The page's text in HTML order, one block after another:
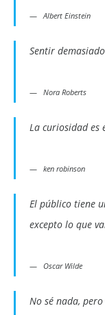
Albert Einstein
Sentir
Nora Roberts
La curiosidad es
ken robinson
El público tiene
excepto lo que
Oscar Wilde
No sé nada,